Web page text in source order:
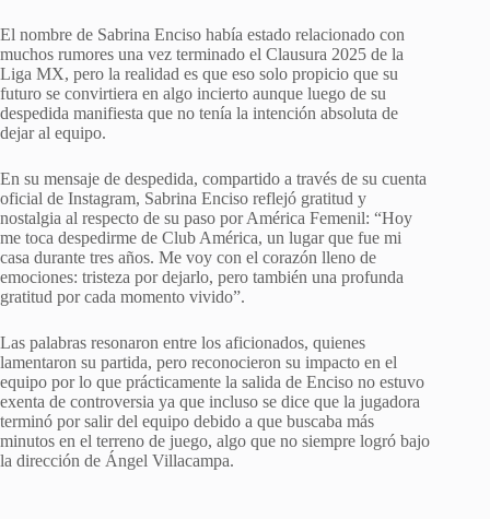
El nombre de Sabrina Enciso había estado relacionado con
muchos rumores una vez terminado el Clausura 2025 de la
Liga MX, pero la realidad es que eso solo propicio que su
futuro se convirtiera en algo incierto aunque luego de su
despedida manifiesta que no tenía la intención absoluta de
dejar al equipo.
En su mensaje de despedida, compartido a través de su cuenta
oficial de Instagram, Sabrina Enciso reflejó gratitud y
nostalgia al respecto de su paso por América Femenil: “Hoy
me toca despedirme de Club América, un lugar que fue mi
casa durante tres años. Me voy con el corazón lleno de
emociones: tristeza por dejarlo, pero también una profunda
gratitud por cada momento vivido”.
Las palabras resonaron entre los aficionados, quienes
lamentaron su partida, pero reconocieron su impacto en el
equipo por lo que prácticamente la salida de Enciso no estuvo
exenta de controversia ya que incluso se dice que la jugadora
terminó por salir del equipo debido a que buscaba más
minutos en el terreno de juego, algo que no siempre logró bajo
la dirección de Ángel Villacampa.